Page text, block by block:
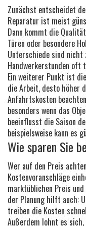
Zunächst entscheidet
Reparatur ist meist
Dann kommt die
Türen oder besondere
Unterschiede sind nicht
Handwerkerstunden oft
Ein weiterer Punkt ist
die Arbeit, desto höher
Anfahrtskosten
besonders wenn das
beeinflusst die Saison
beispielsweise kann es
Wie sparen Sie
Wer auf den Preis
Kostenvoranschläge
marktüblichen Preis und
der Planung hilft auch:
treiben die Kosten
Außerdem lohnt es